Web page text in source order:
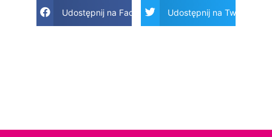
Udostępnij na Facebook Udostępnij na Twitter